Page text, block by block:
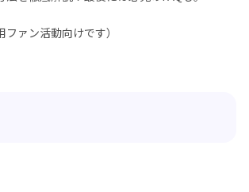
ァン活動向けです）